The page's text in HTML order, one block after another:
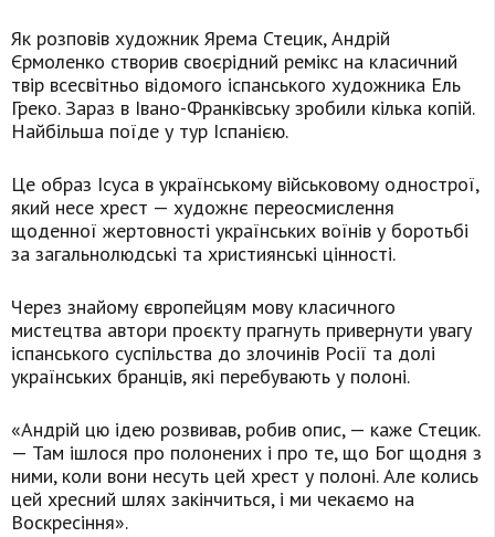
Як розповів художник Ярема Стецик, Андрій
Єрмоленко створив своєрідний ремікс на класичний
твір всесвітньо відомого іспанського художника Ель
Греко. Зараз в Івано-Франківську зробили кілька копій.
Найбільша поїде у тур Іспанією.
Це образ Ісуса в українському військовому однострої,
який несе хрест — художнє переосмислення
щоденної жертовності українських воїнів у боротьбі
за загальнолюдські та християнські цінності.
Через знайому європейцям мову класичного
мистецтва автори проєкту прагнуть привернути увагу
іспанського суспільства до злочинів Росії та долі
українських бранців, які перебувають у полоні.
«Андрій цю ідею розвивав, робив опис, — каже Стецик.
— Там ішлося про полонених і про те, що Бог щодня з
ними, коли вони несуть цей хрест у полоні. Але колись
цей хресний шлях закінчиться, і ми чекаємо на
Воскресіння».